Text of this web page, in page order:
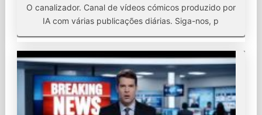
O canalizador. Canal de vídeos cómicos produzido por
IA com várias publicações diárias. Siga-nos, p